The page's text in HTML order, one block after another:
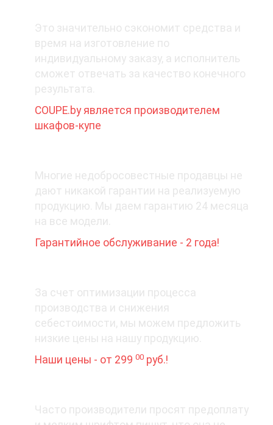
Это значительно сэкономит средства и
время на изготовление по
индивидуальному заказу, а исполнитель
сможет отвечать за качество конечного
результата.
COUPE.by является производителем
шкафов-купе
Многие недобросовестные продавцы не
дают никакой гарантии на реализуемую
продукцию. Мы даем гарантию 24 месяца
на все модели.
Гарантийное обслуживание - 2 года!
За счет оптимизации процесса
производства и снижения
себестоимости, мы можем предложить
низкие цены на нашу продукцию.
Наши цены - от 29900 руб.!
Часто производители просят предоплату